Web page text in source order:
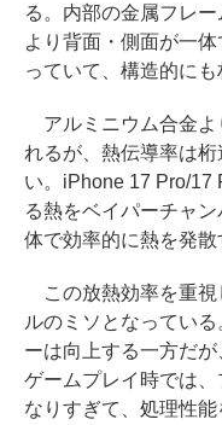
る。内部の金属フレ
より背面・側面が一
っていて、構造的にも
アルミニウム合金よ
れるが、熱伝導率は
い。iPhone 17 Pro/17
る熱をベイパーチャ
体で効率的に熱を発散
この放熱効率を重視
ルのミソとなってい
ーは向上する一方だ
ゲームプレイ時では、
なりすぎて、処理性